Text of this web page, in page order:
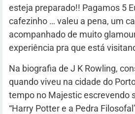
esteja preparado!! Pagamos 5
cafezinho … valeu a pena, um
acompanhado de muito
experiência pra que está
Na biografia de J K Rowling,
quando viveu na cidade do
tempo no Majestic escrevendo
“Harry Potter e a Pedra